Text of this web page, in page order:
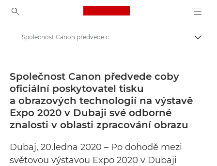
Canon Logo, back to
Tiskové centrum
Tiskové zprávy – tiskové centrum Canon
Společnost Canon předvede coby oficiální poskytovatel tisku a obrazových technologií na výstavě Expo 2020 v Dubaji své odborné znalosti v oblasti zpracování obrazu – Tiskové centrum Canon
Společnost Canon předvede coby
oficiální poskytovatel tisku
a obrazových technologií na výstavě
Expo 2020 v Dubaji své odborné
znalosti v oblasti zpracování obrazu
Dubaj, 20.ledna 2020 – Po dohodě mezi
světovou výstavou Expo 2020 v Dubaji